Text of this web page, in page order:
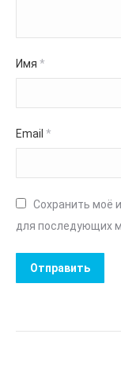
Имя *
Email *
Сохранить моё
для последующих